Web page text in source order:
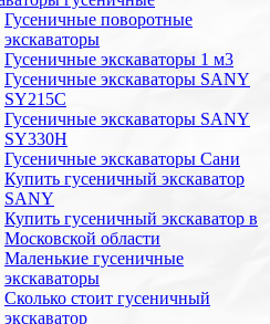
Гусеничные поворотные
экскаваторы
Гусеничные экскаваторы 1 м3
Гусеничные экскаваторы SANY
SY215C
Гусеничные экскаваторы SANY
SY330H
Гусеничные экскаваторы Сани
Купить гусеничный экскаватор
SANY
Купить гусеничный экскаватор в
Московской области
Маленькие гусеничные
экскаваторы
Сколько стоит гусеничный
экскаватор